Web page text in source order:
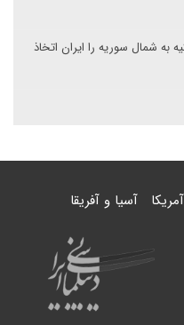
به شمال سوریه را ایران اتخاذ
آمریکا آسیا و آفریقا